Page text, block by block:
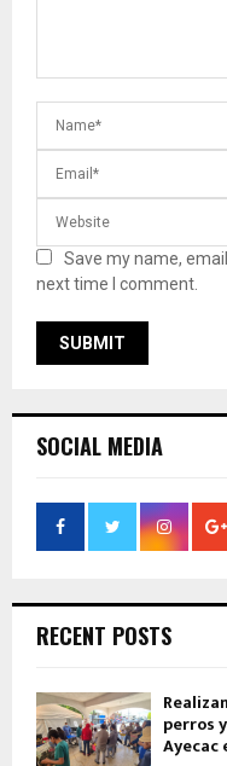
Save my name,
next time I comment.
SOCIAL MEDIA
RECENT POSTS
perros
Ayecac